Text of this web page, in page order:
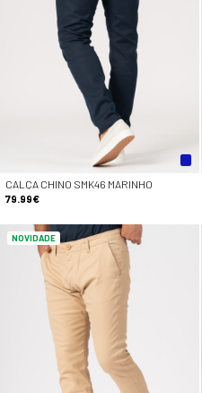
CALÇA CHINO SMK46 MARINHO
79.99€
NOVIDADE